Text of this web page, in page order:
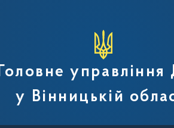
служби
у Вінницькій